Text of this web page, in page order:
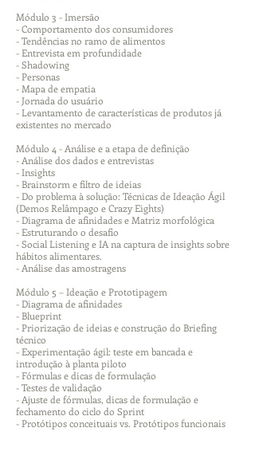
Módulo 3 - Imersão
- Comportamento dos consumidores
- Tendências no ramo de alimentos
- Entrevista em profundidade
- Shadowing
- Personas
- Mapa de empatia
- Jornada do usuário
- Levantamento de características de produtos já
existentes no mercado
Módulo 4 - Análise e a etapa de definição
- Análise dos dados e entrevistas
- Insights
- Brainstorm e filtro de ideias
- Do problema à solução: Técnicas de Ideação Ágil
(Demos Relâmpago e Crazy Eights)
- Diagrama de afinidades e Matriz morfológica
- Estruturando o desafio
- Social Listening e IA na captura de insights sobre
hábitos alimentares.
- Análise das amostragens
Módulo 5 – Ideação e Prototipagem
- Diagrama de afinidades
- Blueprint
- Priorização de ideias e construção do Briefing
técnico
- Experimentação ágil: teste em bancada e
introdução à planta piloto
- Fórmulas e dicas de formulação
- Testes de validação
- Ajuste de fórmulas, dicas de formulação e
fechamento do ciclo do Sprint
- Protótipos conceituais vs. Protótipos funcionais